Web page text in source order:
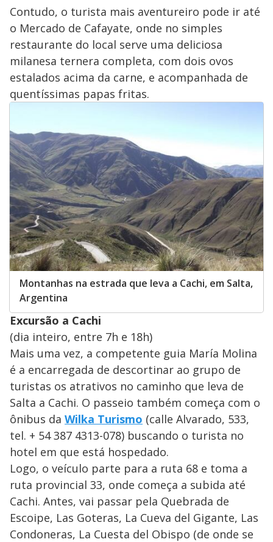
Contudo, o turista mais aventureiro pode ir até
o Mercado de Cafayate, onde no simples
restaurante do local serve uma deliciosa
milanesa ternera completa, com dois ovos
estalados acima da carne, e acompanhada de
quentíssimas papas fritas.
Montanhas na estrada que leva a Cachi, em Salta,
Argentina
Excursão a Cachi
(dia inteiro, entre 7h e 18h)
Mais uma vez, a competente guia María Molina
é a encarregada de descortinar ao grupo de
turistas os atrativos no caminho que leva de
Salta a Cachi. O passeio também começa com o
ônibus da Wilka Turismo (calle Alvarado, 533,
tel. + 54 387 4313-078) buscando o turista no
hotel em que está hospedado.
Logo, o veículo parte para a ruta 68 e toma a
ruta provincial 33, onde começa a subida até
Cachi. Antes, vai passar pela Quebrada de
Escoipe, Las Goteras, La Cueva del Gigante, Las
Condoneras, La Cuesta del Obispo (de onde se